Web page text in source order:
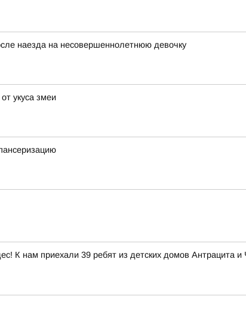
наезда на несовершеннолетнюю девочку
укуса змеи
К нам приехали 39 ребят из детских домов Антрацита и